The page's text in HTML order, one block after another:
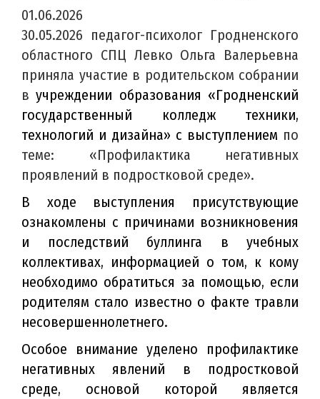
01.06.2026
30.05.2026 педагог-психолог Гродненского
областного СПЦ Левко Ольга Валерьевна
приняла участие в родительском собрании
вучреждении образования «Гродненский
государственный колледж техники,
технологий и дизайна» с выступлением по
теме: «Профилактика негативных
проявлений в подростковой среде».
В ходе выступления присутствующие
ознакомлены с причинами возникновения
и последствий буллинга в учебных
коллективах, информацией о том, к кому
необходимо обратиться за помощью, если
родителям стало известно о факте травли
несовершеннолетнего.
Особое внимание уделено профилактике
негативных явлений в подростковой
среде, основой которой является